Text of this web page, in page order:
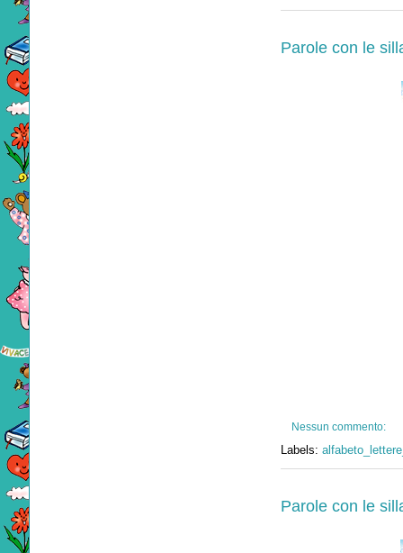
Parole con le
Nessun commento:
Labels:
Parole con le